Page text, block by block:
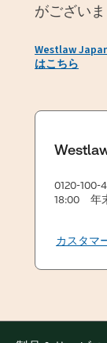
がござい
Westlaw
はこちら
0120-
18:00 年
カスタマ